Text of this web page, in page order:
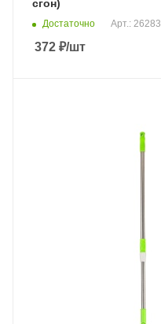
сгон)
Достаточно Арт.: 26283
372 ₽/шт